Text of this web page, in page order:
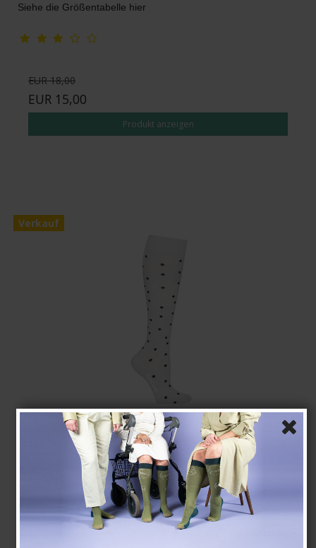
Siehe die Größentabelle hier
EUR 18,00
EUR 15,00
Produkt anzeigen
Verkauf
SupCare Stützstrümpfe Bambus, Grau mit Punkten